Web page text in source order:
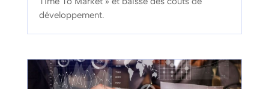
développement.